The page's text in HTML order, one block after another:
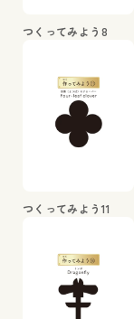
つくってみよう8
つくってみよう11